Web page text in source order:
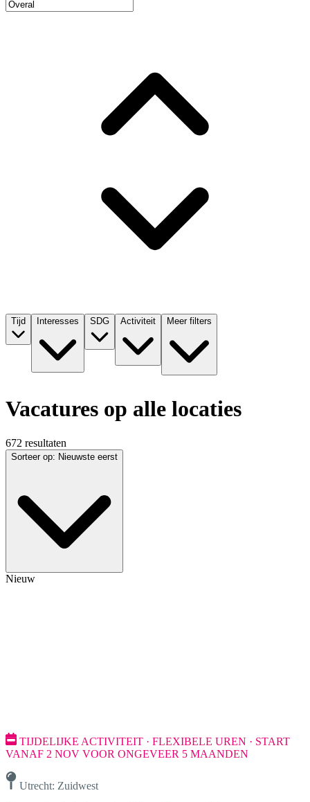
Tijd Interesses SDG Activiteit Meer filters
Vacatures op alle locaties
672 resultaten
Sorteer op: Nieuwste eerst
Nieuw
TIJDELIJKE ACTIVITEIT · FLEXIBELE UREN · START
VANAF 2 NOV VOOR ONGEVEER 5 MAANDEN
Utrecht: Zuidwest